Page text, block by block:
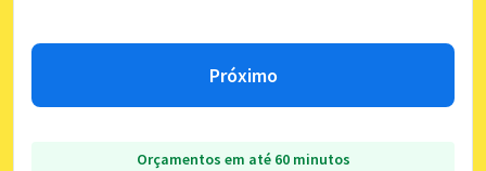
Próximo
Orçamentos em até 60 minutos